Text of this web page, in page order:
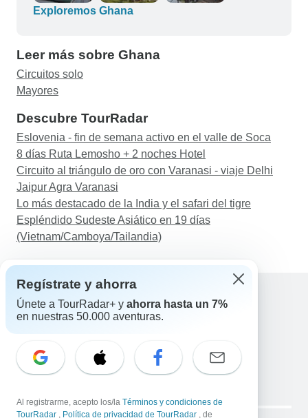
Exploremos Ghana
Leer más sobre Ghana
Circuitos solo
Mayores
Descubre TourRadar
Eslovenia - fin de semana activo en el valle de Soca
8 días Ruta Lemosho + 2 noches Hotel
Circuito al triángulo de oro con Varanasi - viaje Delhi
Jaipur Agra Varanasi
Lo más destacado de la India y el safari del tigre
Espléndido Sudeste Asiático en 19 días
(Vietnam/Camboya/Tailandia)
Ayuda
Correo electrónico: support@tourradar.com
Selecciona el idioma
Copyright © TourRadar. Todos los derechos reservados.
Regístrate y ahorra
Únete a TourRadar+ y ahorra hasta un 7%
en nuestras 50.000 aventuras.
Al registrarme, acepto los/la Términos y condiciones de
TourRadar , Política de privacidad de TourRadar , de